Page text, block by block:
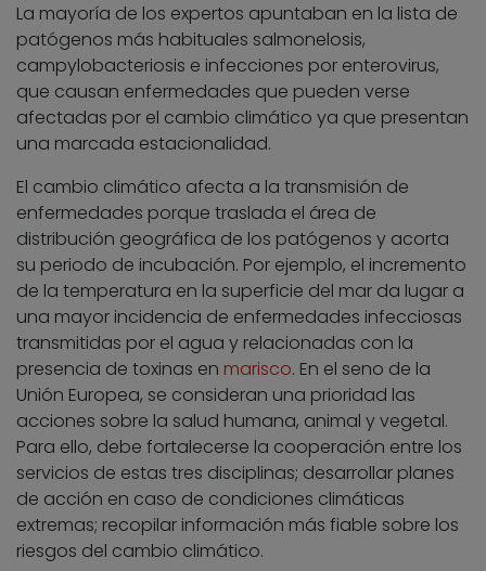
La mayoría de los expertos apuntaban en la lista de
patógenos más habituales salmonelosis,
campylobacteriosis e infecciones por enterovirus,
que causan enfermedades que pueden verse
afectadas por el cambio climático ya que presentan
una marcada estacionalidad.
El cambio climático afecta a la transmisión de
enfermedades porque traslada el área de
distribución geográfica de los patógenos y acorta
su periodo de incubación. Por ejemplo, el incremento
de la temperatura en la superficie del mar da lugar a
una mayor incidencia de enfermedades infecciosas
transmitidas por el agua y relacionadas con la
presencia de toxinas en marisco. En el seno de la
Unión Europea, se consideran una prioridad las
acciones sobre la salud humana, animal y vegetal.
Para ello, debe fortalecerse la cooperación entre los
servicios de estas tres disciplinas; desarrollar planes
de acción en caso de condiciones climáticas
extremas; recopilar información más fiable sobre los
riesgos del cambio climático.